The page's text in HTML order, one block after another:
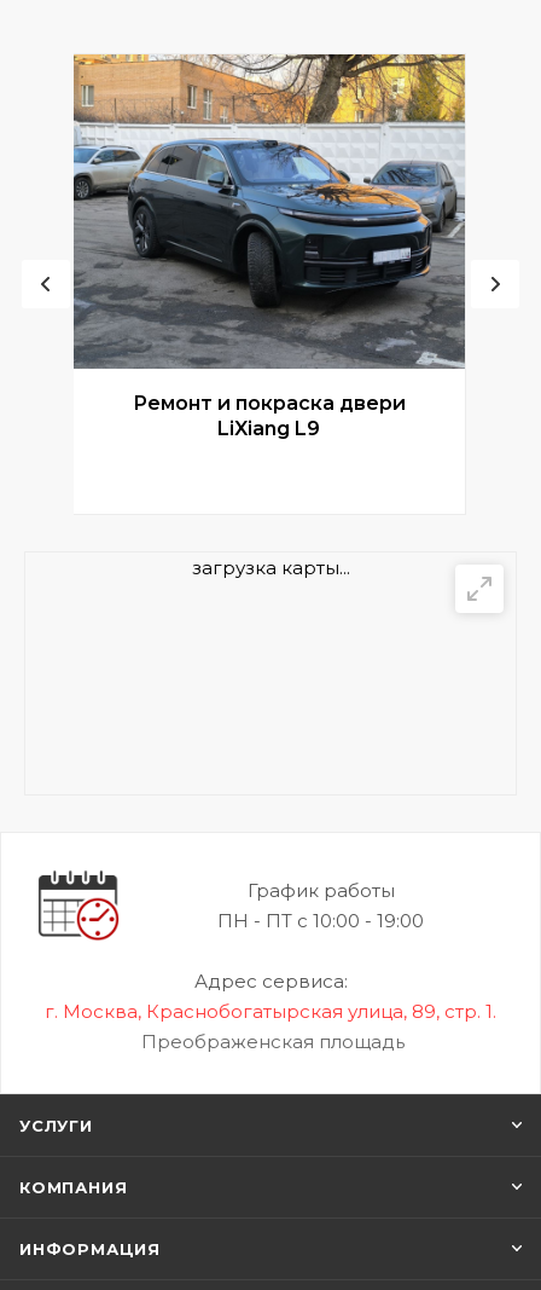
Ремонт и покраска двери
LiXiang L9
загрузка карты...
График работы
ПН - ПТ с 10:00 - 19:00
Адрес сервиса:
г. Москва, Краснобогатырская улица, 89, стр. 1.
Преображенская площадь
УСЛУГИ
КОМПАНИЯ
ИНФОРМАЦИЯ